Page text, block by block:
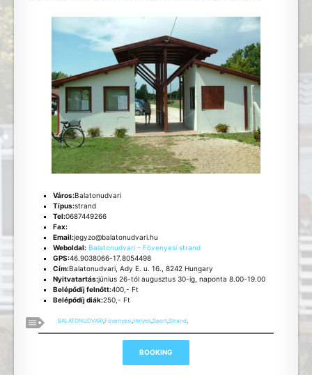
Város:Balatonudvari
Típus:strand
Tel:0687449266
Fax:
Email:jegyzo@balatonudvari.hu
Weboldal: Balatonudvari – Fövenyesi strand
GPS:46.9038066-17.8054498
Cím:Balatonudvari, Ady E. u. 16., 8242 Hungary
Nyitvatartás:június 26-tól augusztus 30-ig, naponta 8.00-19.00
Belépődíj felnőtt:400,- Ft
Belépődíj diák:250,- Ft
BALATONUDVARI ,Fövenyesi ,Helyek ,Sport ,Strand